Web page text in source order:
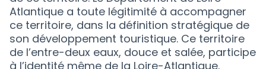
Atlantique a toute légitimité à accompagner
ce territoire, dans la définition stratégique de
son développement touristique. Ce territoire
de l’entre-deux eaux, douce et salée, participe
à l’identité même de la Loire-Atlantique.